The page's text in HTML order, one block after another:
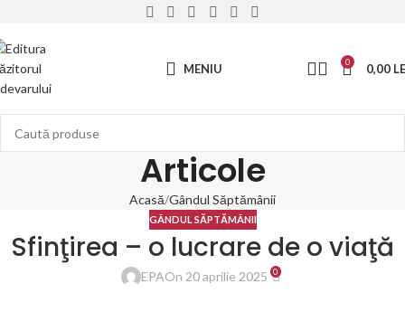
MENIU 0 0,00
Articole
Acasă Gândul Săptămânii
GÂNDUL SĂPTĂMÂNII
Sfinţirea – o lucrare de o viaţă
EPAOn 20 aprilie 2025 0